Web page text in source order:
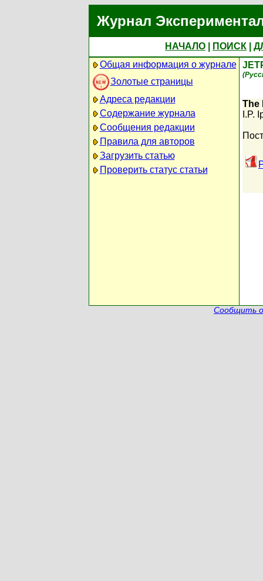
Журнал
НАЧАЛО ПОИСК
Общая информация о журнале
Золотые страницы
Адреса редакции
Содержание журнала
Сообщения редакции
Правила для авторов
Загрузить статью
Проверить статус статьи
The
I.P.
Сообщить о